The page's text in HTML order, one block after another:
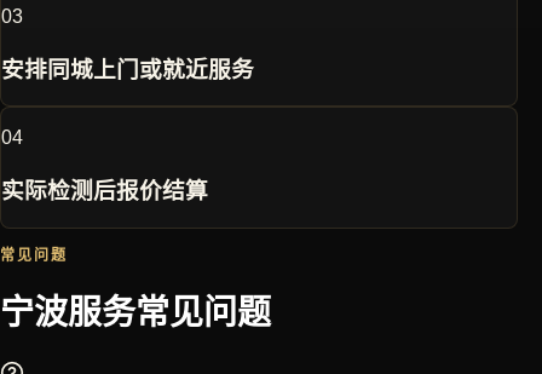
03
安排同城上门或就近服务
04
实际检测后报价结算
常见问题
宁波服务常见问题